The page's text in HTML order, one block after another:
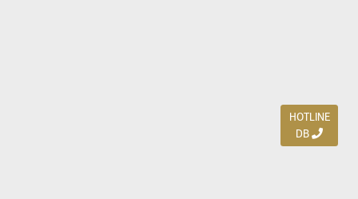
HOTLINE
DB